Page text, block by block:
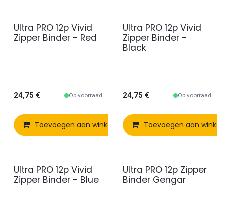
Ultra PRO 12p Vivid
Zipper Binder - Red
24,75 € Op voorraad
Toevoegen aan winkelmandje Vergelijken
Ultra PRO 12p Vivid
Zipper Binder -
Black
24,75 € Op voorraad
Toevoegen aan
Ultra PRO 12p Vivid
Zipper Binder - Blue
Ultra PRO 12p Zipper
Binder Gengar